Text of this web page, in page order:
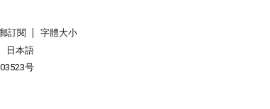
訂閱
字體大小
日本語
号